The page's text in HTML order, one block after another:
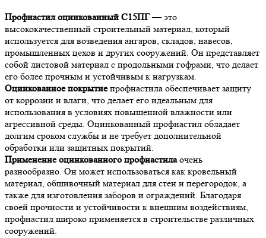
Профнастил оцинкованный С15ПГ— это
высококачественный строительный материал, который
используется для возведения ангаров, складов, навесов,
промышленных цехов и других сооружений. Он представляет
собой листовой материал с продольными гофрами, что делает
его более прочным и устойчивым к нагрузкам.
Оцинкованное покрытиепрофнастила обеспечивает защиту
от коррозии и влаги, что делает его идеальным для
использования в условиях повышенной влажности или
агрессивной среды. Оцинкованный профнастил обладает
долгим сроком службы и не требует дополнительной
обработки или защитных покрытий.
Применение оцинкованного профнастилаочень
разнообразно. Он может использоваться как кровельный
материал, обшивочный материал для стен и перегородок, а
также для изготовления заборов и ограждений. Благодаря
своей прочности и устойчивости к внешним воздействиям,
профнастил широко применяется в строительстве различных
сооружений.